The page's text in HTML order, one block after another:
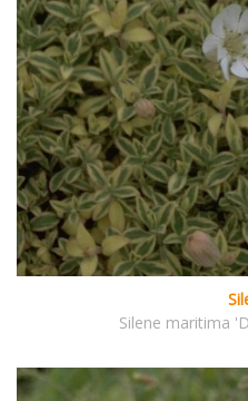
Silene maritima